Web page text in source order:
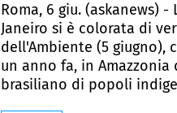
Roma, 6 giu. (askanews)
Janeiro si è colorata di
dell'Ambiente (5 giugno),
un anno fa, in
brasiliano di popoli